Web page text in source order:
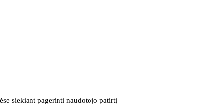
siekiant pagerinti naudotojo patirtį.